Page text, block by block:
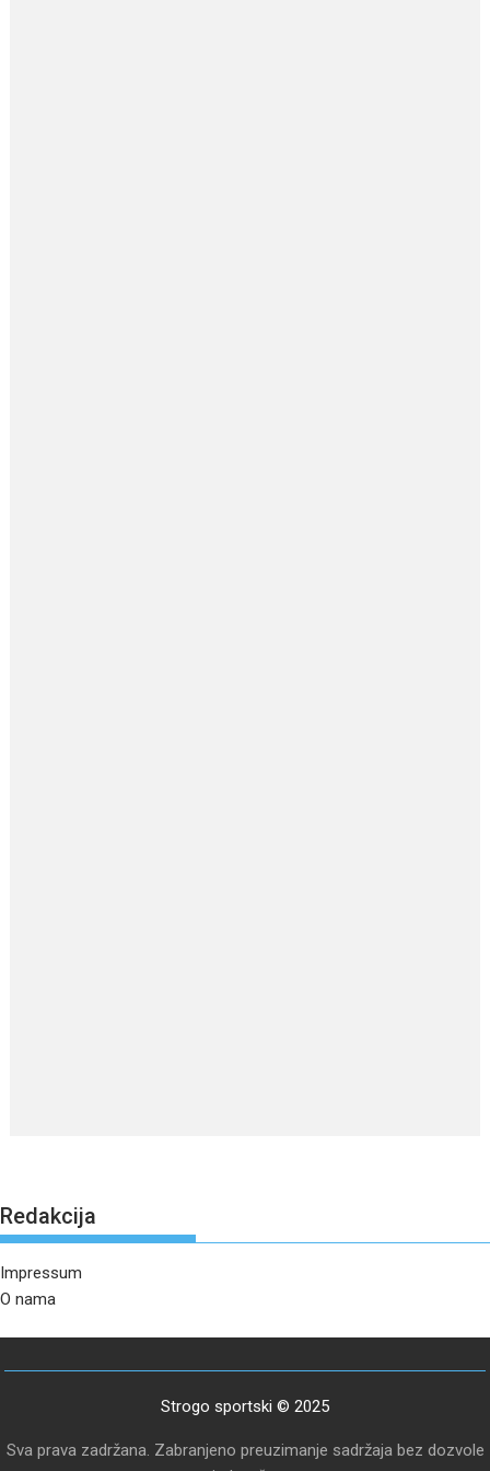
Redakcija
Impressum
O nama
Strogo sportski © 2025
Sva prava zadržana. Zabranjeno preuzimanje sadržaja bez dozvole